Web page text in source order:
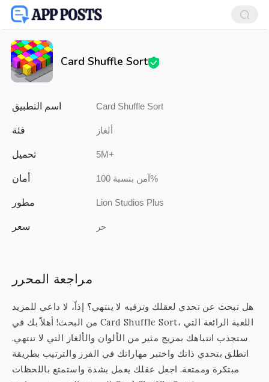
Card Shuffle Sort
اسم التطبيق Card Shuffle Sort
فئة ألغاز
تحميل 5M+
أمان آمن بنسبة 100%
مطور Lion Studios Plus
سعر حر
مراجعة المحرر
هل تبحث عن تحدي لعقلك وترفيه لا ينتهي؟ إذاً، لا داعي للمزيد
من البحث! أهلاً بك في Card Shuffle Sort، اللعبة الرائعة التي
ستجذب انتباهك بمزيج مثير من الألوان والألغاز التي لا تنتهي.
انطلق بتحدي ذاتك واختبر مهاراتك في الفرز والترتيب بطريقة
مبتكرة وممتعة. اجعل عقلك يعمل بشدة واستمتع باللحظات